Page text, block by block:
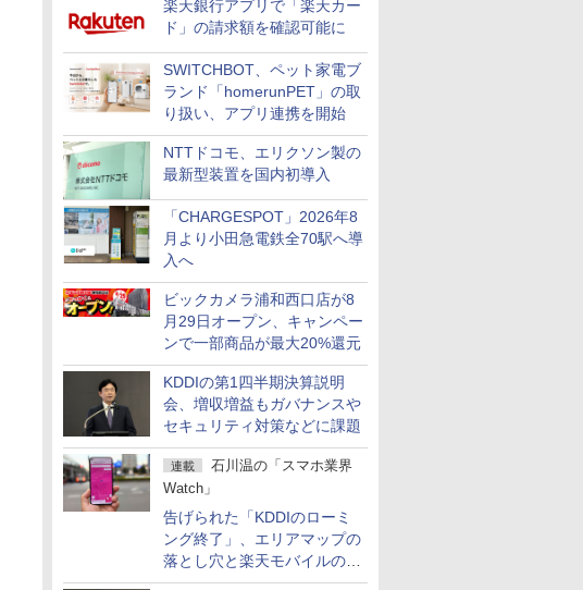
楽天銀行アプリで「楽天カー
ド」の請求額を確認可能に
SWITCHBOT、ペット家電ブ
ランド「homerunPET」の取
り扱い、アプリ連携を開始
NTTドコモ、エリクソン製の
最新型装置を国内初導入
「CHARGESPOT」2026年8
月より小田急電鉄全70駅へ導
入へ
ビックカメラ浦和西口店が8
月29日オープン、キャンペー
ンで一部商品が最大20%還元
KDDIの第1四半期決算説明
会、増収増益もガバナンスや
セキュリティ対策などに課題
連載
石川温の「スマホ業界
Watch」
告げられた「KDDIのローミ
ング終了」、エリアマップの
落とし穴と楽天モバイルの課
題